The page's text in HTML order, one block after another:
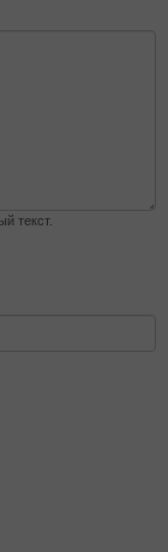
текст.